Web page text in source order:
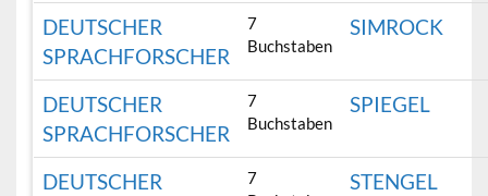
DEUTSCHER
SPRACHFORSCHER
7
Buchstaben
SIMROCK
DEUTSCHER
SPRACHFORSCHER
7
Buchstaben
SPIEGEL
DEUTSCHER
7
STENGEL